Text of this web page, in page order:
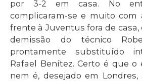
por 3-2 em casa. No
complicaram-se e muito com
frente à Juventus fora de
demissão do técnico
prontamente substituído
Rafael Benítez. Certo é que o
nem é, desejado em